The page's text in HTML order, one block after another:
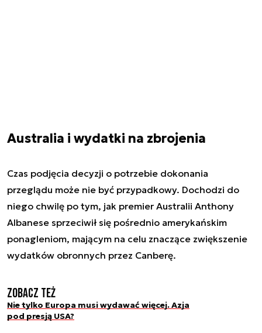
Australia i wydatki na zbrojenia
Czas podjęcia decyzji o potrzebie dokonania
przeglądu może nie być przypadkowy. Dochodzi do
niego chwilę po tym, jak premier Australii Anthony
Albanese sprzeciwił się pośrednio amerykańskim
ponagleniom, mającym na celu znaczące zwiększenie
wydatków obronnych przez Canberę.
Zobacz też
Nie tylko Europa musi wydawać więcej. Azja
pod presją USA?